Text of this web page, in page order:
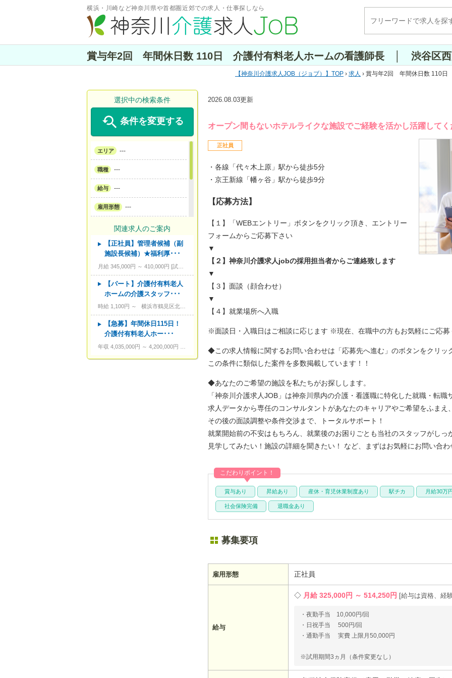
横浜・川崎など神奈川県や首都圏近郊での求人・仕事探しなら
賞与年2回 年間休日数 110日 介護付有料老人ホームの看護師長 │ 渋谷区
神奈川介護求人JOB（ジョブ） TOP › 求人 › 賞与年2回 年間休日数 110
2026.08.03更新
オープン間もないホテルライクな施設でご経験を活かし活躍して
正社員
・各線「代々木上原」駅から徒歩5分
・京王新線「幡ヶ谷」駅から徒歩9分
【応募方法】
【１】「WEBエントリー」ボタンをクリック頂き、エントリー
フォームからご応募下さい
▼
【２】神奈川介護求人jobの採用担当者からご連絡致します
▼
【３】面談（顔合わせ）
▼
【４】就業場所へ入職
※面談日・入職日はご相談に応じます ※現在、在職中の方もお気軽にご応
◆この求人情報に関するお問い合わせは「応募先へ進む」のボタンをクリッ
この条件に類似した案件を多数掲載しています！！
◆あなたのご希望の施設を私たちがお探しします。
「神奈川介護求人JOB」は神奈川県内の介護・看護職に特化した就職・転
求人データから専任のコンサルタントがあなたのキャリアやご希望をふまえ
その後の面談調整や条件交渉まで、トータルサポート！
就業開始前の不安はもちろん、就業後のお困りごとも当社のスタッフがしっ
見学してみたい！施設の詳細を聞きたい！ など、まずはお気軽にお問い合
賞与あり 昇給あり 産休・育児休業制度あり 駅チカ 月給30万
社会保険完備 退職金あり
こだわりポイント！
募集要項
雇用形態 正社員
給与
月給 325,000円 ～ 514,250円 給与は資格、経
・夜勤手当 10,000円/回
・日祝手当 500円/回
・通勤手当 実費 上限月50,000円
※試用期間3ヵ月（条件変更なし）
選択中の検索条件
 条件を変更する
エリア ---
職種 ---
給与 ---
雇用形態 ---
サービス形態 ---
資格 ---
こだわり条件
キーワード ---
関連求人のご案内
【正社員】管理者候補（副
施設長候補）★福利厚･･･
月給 345,000円 ～ 410,000円 試用期間あり。3カ月～4カ月。 相模原市中央区富士見１丁目５番３号
【パート】介護付有料老人
ホームの介護スタッフ･･･
時給 1,100円 ～ 横浜市鶴見区北寺尾4-3-1
【急募】年間休日115日！
介護付有料老人ホー･･･
品川区東五反田5丁目5番20号